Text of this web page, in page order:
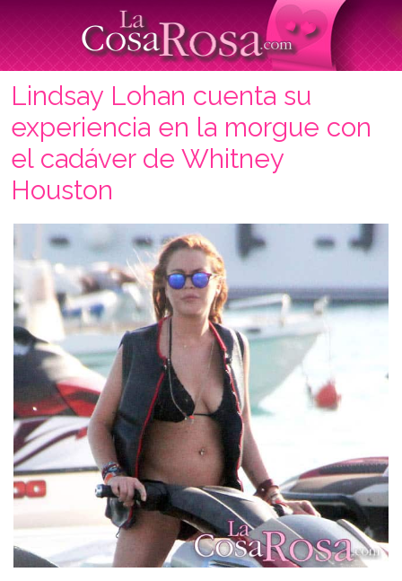
Lindsay Lohan cuenta su
experiencia en la morgue con
el cadáver de Whitney
Houston